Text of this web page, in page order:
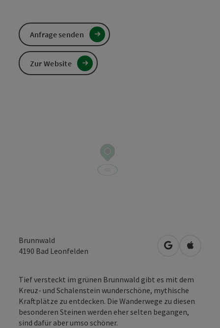
Brunnwald
4190 Bad Leonfelden in Google
in
Tief versteckt im grünen Brunnwald gibt es mit dem
Kreuz- und Schalenstein wunderschöne, mythische
Kraftplätze zu entdecken. Die Wanderwege zu diesen
besonderen Steinen werden eher selten begangen,
sind dafür aber umso schöner.
Anfrage senden
Zur Website